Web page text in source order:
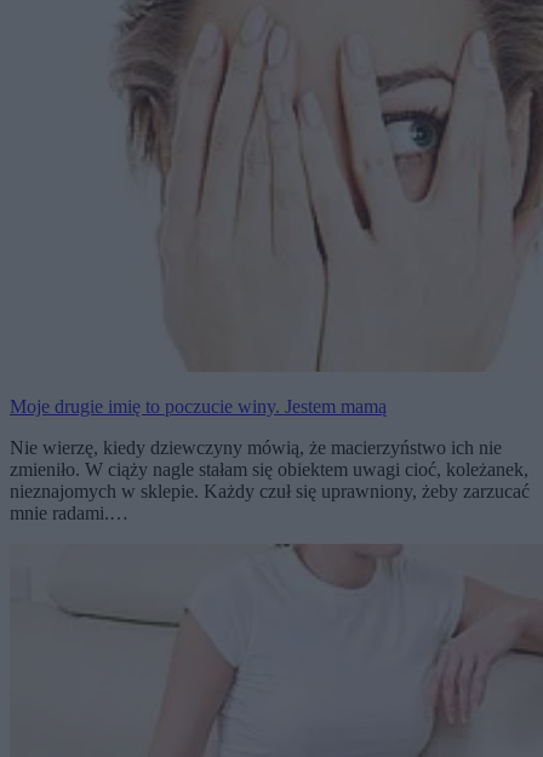
Moje drugie imię to poczucie winy. Jestem mamą
Nie wierzę, kiedy dziewczyny mówią, że macierzyństwo ich nie
zmieniło. W ciąży nagle stałam się obiektem uwagi cioć, koleżanek,
nieznajomych w sklepie. Każdy czuł się uprawniony, żeby zarzucać
mnie radami.…